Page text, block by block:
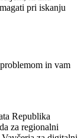
in vam